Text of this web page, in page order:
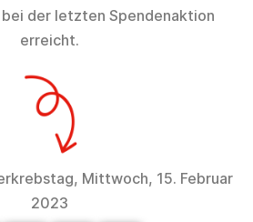
der letzten Spendenaktion
erreicht.
Mittwoch, 15. Februar
2023